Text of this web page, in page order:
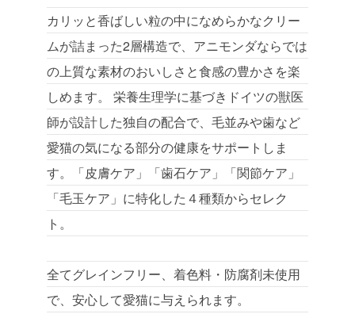
カリッと香ばしい粒の中になめらかなクリー
ムが詰まった2層構造で、アニモンダならでは
の上質な素材のおいしさと食感の豊かさを楽
しめます。 栄養生理学に基づきドイツの獣医
師が設計した独自の配合で、毛並みや歯など
愛猫の気になる部分の健康をサポートしま
す。「皮膚ケア」「歯石ケア」「関節ケア」
「毛玉ケア」に特化した４種類からセレク
ト。
全てグレインフリー、着色料・防腐剤未使用
で、安心して愛猫に与えられます。